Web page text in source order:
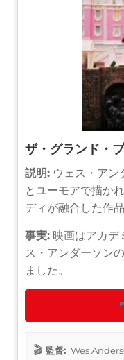
ザ・グランド・
説明: ウェス・アン
とユーモアで描か
ディが融合した作品
事実: 映画はアカデ
ス・アンダーソン
ました。
監督: Wes